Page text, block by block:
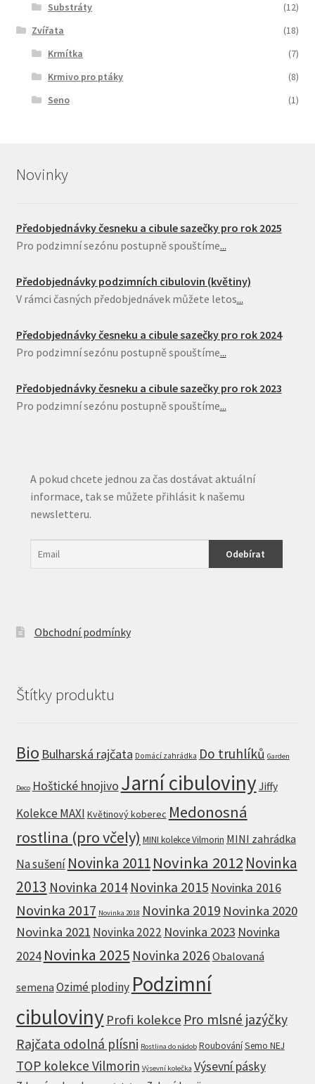
Substráty
(12)
Zvířata
(18)
Krmítka
(7)
Krmivo pro ptáky
(8)
Seno
(1)
Novinky
Předobjednávky česneku a cibule sazečky pro rok 2025
Pro podzimní sezónu postupně spouštíme...
Předobjednávky podzimních cibulovin (květiny)
V rámci časných předobjednávek můžete letos...
Předobjednávky česneku a cibule sazečky pro rok 2024
Pro podzimní sezónu postupně spouštíme...
Předobjednávky česneku a cibule sazečky pro rok 2023
Pro podzimní sezónu postupně spouštíme...
A pokud chcete jednou za čas dostávat aktuální
informace, tak se můžete přihlásit k našemu
newsletteru.
Obchodní podmínky
Štítky produktu
Bio Bulharská rajčata Domácí zahrádka Do truhlíků Garden
Deco Hoštické hnojivo Jarní cibuloviny Jiffy
Kolekce MAXI Květinový koberec Medonosná
rostlina (pro včely) MINI kolekce Vilmorin MINI zahrádka
Na sušení Novinka 2011Novinka 2012 Novinka
2013 Novinka 2014 Novinka 2015 Novinka 2016
Novinka 2017 Novinka 2018 Novinka 2019 Novinka 2020
Novinka 2021 Novinka 2022 Novinka 2023 Novinka
2024 Novinka 2025 Novinka 2026 Obalovaná
semena Ozimé plodiny Podzimní
cibuloviny Profi kolekce Pro mlsné jazýčky
Rajčata odolná plísni Rostlina do nádob RoubováníSemo NEJ
TOP kolekce Vilmorin Výsevní kolečka Výsevní pásky